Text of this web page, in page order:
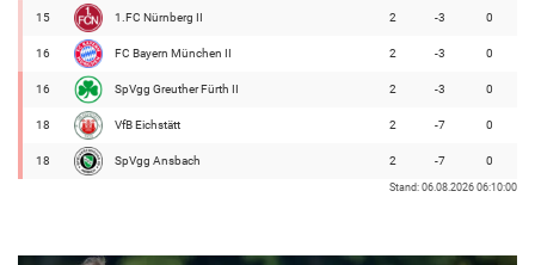
15 1.FC Nürnberg II 2 -3 0
16 FC Bayern München II 2 -3 0
16 SpVgg Greuther Fürth II 2 -3 0
18 VfB Eichstätt 2 -7 0
18 SpVgg Ansbach 2 -7 0
Stand: 06.08.2026 06:10:00